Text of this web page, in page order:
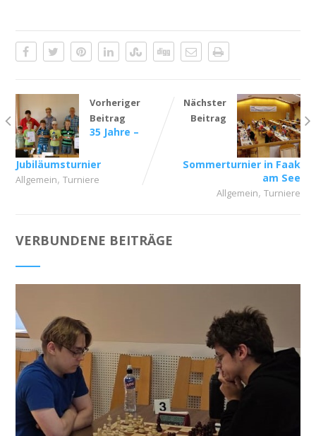
Vorheriger
Beitrag
35 Jahre –
Jubiläumsturnier
Allgemein, Turniere
Nächster
Beitrag
Sommerturnier in Faak
am See
Allgemein,Turniere
VERBUNDENE BEITRÄGE